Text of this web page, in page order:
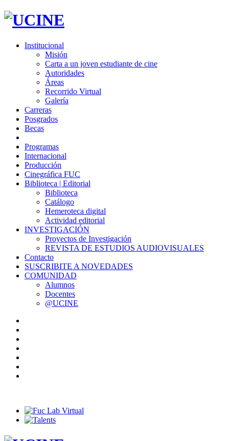
Institucional
Misión
Carta a un joven estudiante de cine
Autoridades
Áreas
Recorrido Virtual
Galería
Carreras
Posgrados
Becas
Programas
Internacional
Producción
Cinegráfica FUC
Biblioteca | Editorial
Biblioteca
Catálogo
Hemeroteca digital
Actividad editorial
INVESTIGACIÓN
Proyectos de Investigación
REVISTA DE ESTUDIOS AUDIOVISUALES
Contacto
SUSCRIBITE A NOVEDADES
COMUNIDAD
Alumnos
Docentes
@UCINE